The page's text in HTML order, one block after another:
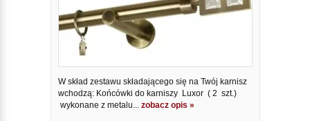
W skład zestawu składającego się na Twój karnisz
wchodzą: Końcówki do karniszy Luxor ( 2 szt.)
wykonane z metalu... zobacz opis »